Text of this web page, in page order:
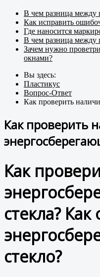
В чем разница
Как исправить
Где наносится
В чем разница
Зачем нужно
окнами?
Вы здесь:
Пластикус
Вопрос-Ответ
Как проверить
Как проверить
Как
стекла?
стекло?